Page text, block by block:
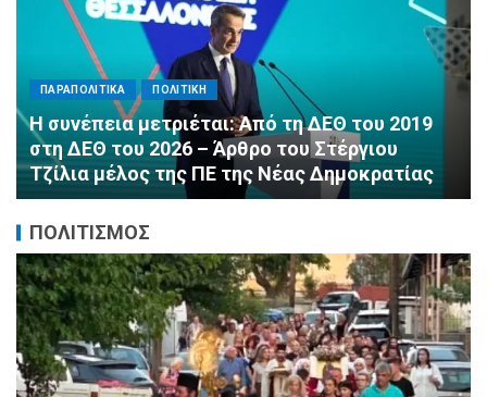
ΠΑΡΑΠΟΛΙΤΙΚΑ ΠΟΛΙΤΙΚΗ
Αλληλεγγύη χωρίς σύνορα: 1.500
εμφιαλωμένα νερά για τους πυροσβέστες στα
Μέγαρα από τη ΔΕΕΠ Α’ Αθηνών ΝΔ και τη 2η
ΔΗΜ.Τ.Ο.
ΠΟΛΙΤΙΣΜΟΣ